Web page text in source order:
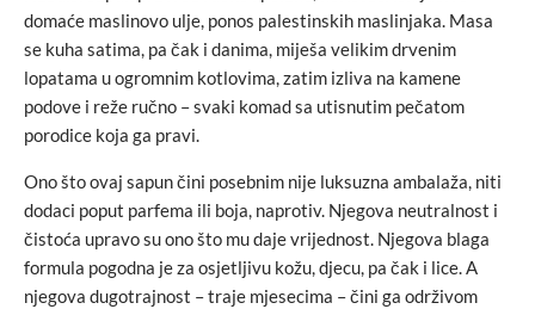
domaće maslinovo ulje, ponos palestinskih maslinjaka. Masa
se kuha satima, pa čak i danima, miješa velikim drvenim
lopatama u ogromnim kotlovima, zatim izliva na kamene
podove i reže ručno – svaki komad sa utisnutim pečatom
porodice koja ga pravi.
Ono što ovaj sapun čini posebnim nije luksuzna ambalaža, niti
dodaci poput parfema ili boja, naprotiv. Njegova neutralnost i
čistoća upravo su ono što mu daje vrijednost. Njegova blaga
formula pogodna je za osjetljivu kožu, djecu, pa čak i lice. A
njegova dugotrajnost – traje mjesecima – čini ga održivom